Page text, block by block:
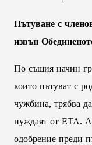
Пътуване с
извън
По същия начин
които пътуват с
чужбина, трябва
нуждаят от ЕТА.
одобрение преди